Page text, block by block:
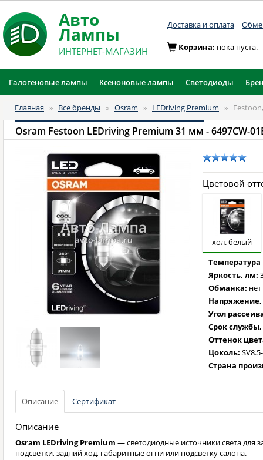
Авто
Лампы
ИНТЕРНЕТ-МАГАЗИН
Доставка и оплата
Корзина: пока пуста.
Галогеновые лампы Ксеноновые лампы Светодиоды
Главная » Все бренды » Osram » LEDriving Premium »
Osram Festoon LEDriving Premium 31 мм - 6497CW-
Цветовой
хол. белый
Температура
Яркость, лм:
Обманка: нет
Угол
Срок
Оттенок
Цоколь:
Страна
Описание Сертификат
Описание
Osram LEDriving Premium — светодиодные источники света
подсветки, задний ход, габаритные огни или подсветку салона.